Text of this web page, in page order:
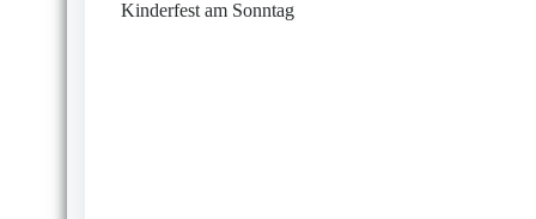
Kinderfest am Sonntag